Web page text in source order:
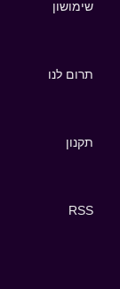
שימושון
תרום לנו
תקנון
RSS